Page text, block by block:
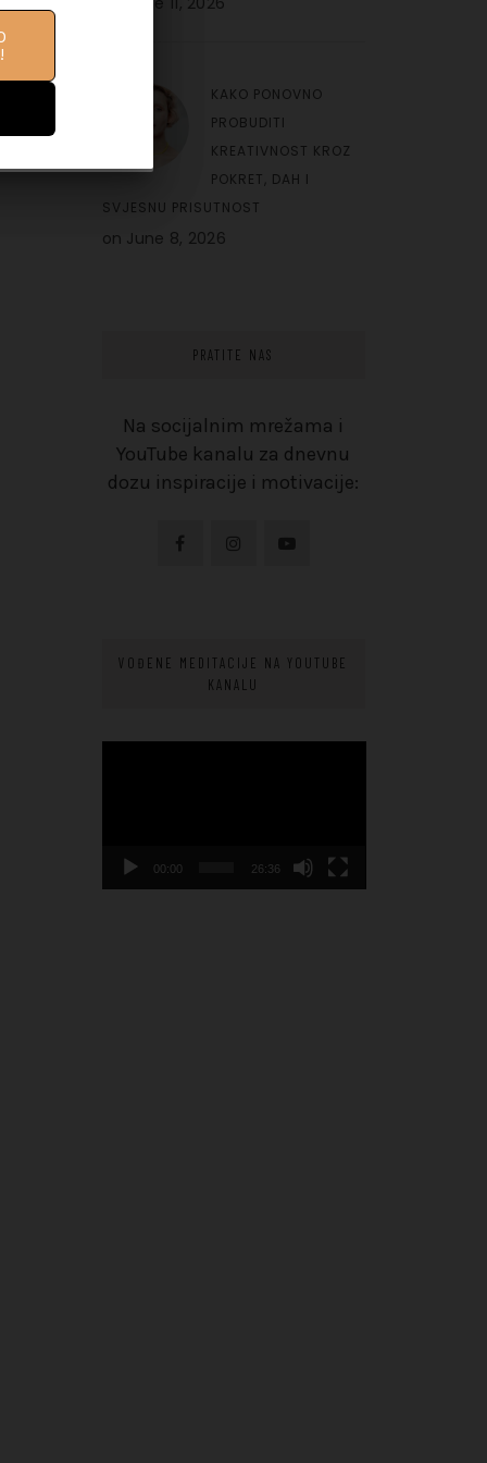
KAKO PONOVNO
PROBUDITI
KREATIVNOST KROZ
POKRET, DAH I
SVJESNU PRISUTNOST
on June 8, 2026
PRATITE NAS
Na socijalnim mrežama i
YouTube kanalu za dnevnu
dozu inspiracije i motivacije:
VOĐENE MEDITACIJE NA YOUTUBE
KANALU
00:00 26:36